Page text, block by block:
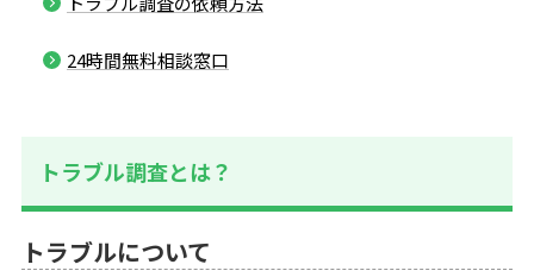
24時間無料相談窓口
トラブル調査とは？
トラブルについて